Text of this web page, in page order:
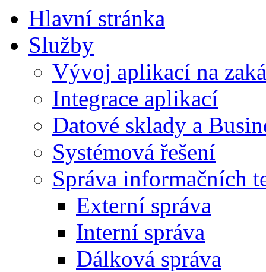
Hlavní stránka
Služby
Vývoj aplikací na
Integrace aplikací
Datové sklady a
Systémová řešení
Správa informačních
Externí správa
Interní správa
Dálková správa